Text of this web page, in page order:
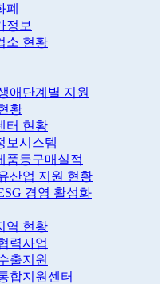
폐
정보
소 현황
애단계별 지원
황
터 현황
보시스템
품등구매실적
산업 지원 현황
경영 활성화
역 현황
력사업
출지원
합지원센터